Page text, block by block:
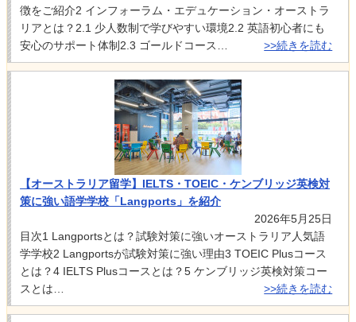
徴をご紹介2 インフォーラム・エデュケーション・オーストラ
リアとは？2.1 少人数制で学びやすい環境2.2 英語初心者にも
安心のサポート体制2.3 ゴールドコース…
>>続きを読む
【オーストラリア留学】IELTS・TOEIC・ケンブリッジ英検対
策に強い語学学校「Langports」を紹介
2026年5月25日
目次1 Langportsとは？試験対策に強いオーストラリア人気語
学学校2 Langportsが試験対策に強い理由3 TOEIC Plusコース
とは？4 IELTS Plusコースとは？5 ケンブリッジ英検対策コー
スとは…
>>続きを読む